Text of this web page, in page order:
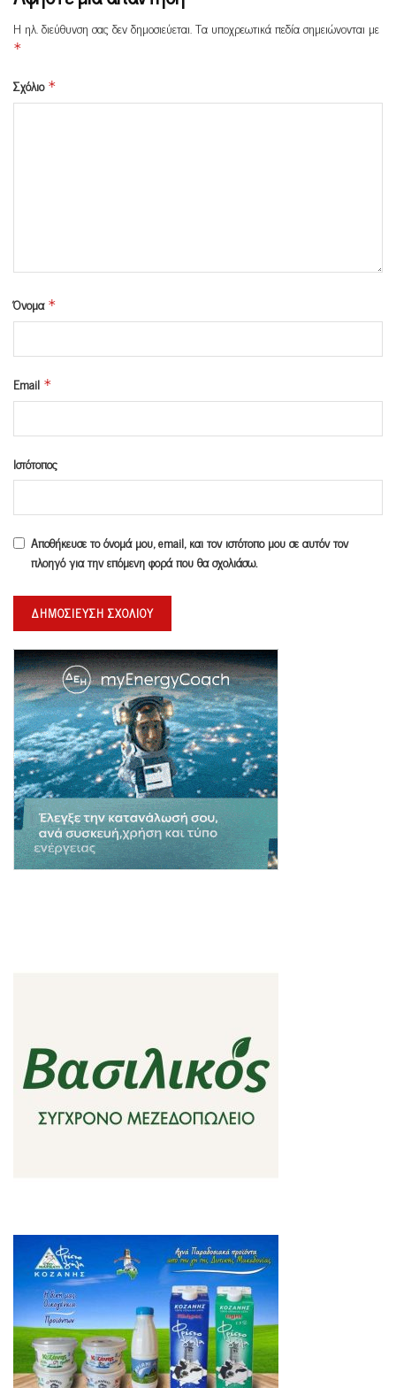
Η ηλ. διεύθυνση σας δεν δημοσιεύεται.Τα υποχρεωτικά πεδία σημειώνονται με
*
Σχόλιο *
Όνομα *
Email *
Ιστότοπος
Αποθήκευσε το όνομά μου, email, και τον ιστότοπο μου σε αυτόν τον
πλοηγό για την επόμενη φορά που θα σχολιάσω.